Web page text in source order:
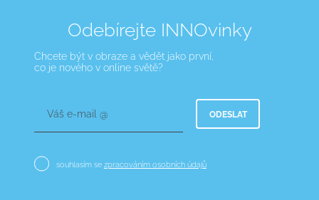
Odebírejte INNOvinky
Chcete být v obraze a vědět jako první,
co je nového v online světě?
Váš e-mail @ ODESLAT
souhlasím se zpracováním osobních údajů